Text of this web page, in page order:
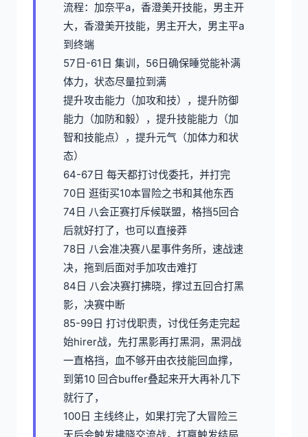
流程：加奈平a，香澄美开技能，男主开
大，香澄美开技能，男主开大，男主平a
到终端
57日-61日 集训，56日确保睡觉能补满
体力，状态尽量拉到满
提升攻击能力（加攻和技），提升防御
能力（加防和毅），提升技能能力（加
智和技能点），提升元气（加体力和状
态）
64-67日 每天都打讨伐委托，并打完
70日 逛街买10本冒险之书和其他东西
74日 八会正赛打斥候联盟，格挡5回合
后就好打了，也可以直接莽
78日 八会准决赛八星事件务所，速战速
决，拖到后面对手加攻击难打
84日 八会决赛打拂晓，撑过五回合打黑
影，决赛中断
85-99日 打讨伐职责，讨伐任务走完起
始hirer战，先打黑影再打黑洞，黑洞战
一直格挡，血不够开由衣技能回血撑，
到第10 回合buffer叠起来开大再补几下
就行了，
100日 主线终止，如果打完了大冒险三